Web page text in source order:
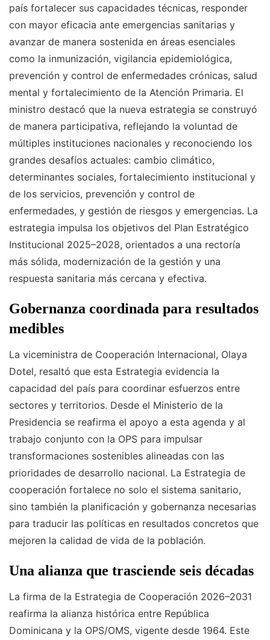
país fortalecer sus capacidades técnicas, responder
con mayor eficacia ante emergencias sanitarias y
avanzar de manera sostenida en áreas esenciales
como la inmunización, vigilancia epidemiológica,
prevención y control de enfermedades crónicas, salud
mental y fortalecimiento de la Atención Primaria. El
ministro destacó que la nueva estrategia se construyó
de manera participativa, reflejando la voluntad de
múltiples instituciones nacionales y reconociendo los
grandes desafíos actuales: cambio climático,
determinantes sociales, fortalecimiento institucional y
de los servicios, prevención y control de
enfermedades, y gestión de riesgos y emergencias. La
estrategia impulsa los objetivos del Plan Estratégico
Institucional 2025–2028, orientados a una rectoría
más sólida, modernización de la gestión y una
respuesta sanitaria más cercana y efectiva.
Gobernanza coordinada para resultados
medibles
La viceministra de Cooperación Internacional, Olaya
Dotel, resaltó que esta Estrategia evidencia la
capacidad del país para coordinar esfuerzos entre
sectores y territorios. Desde el Ministerio de la
Presidencia se reafirma el apoyo a esta agenda y al
trabajo conjunto con la OPS para impulsar
transformaciones sostenibles alineadas con las
prioridades de desarrollo nacional. La Estrategia de
cooperación fortalece no solo el sistema sanitario,
sino también la planificación y gobernanza necesarias
para traducir las políticas en resultados concretos que
mejoren la calidad de vida de la población.
Una alianza que trasciende seis décadas
La firma de la Estrategia de Cooperación 2026–2031
reafirma la alianza histórica entre República
Dominicana y la OPS/OMS, vigente desde 1964. Este